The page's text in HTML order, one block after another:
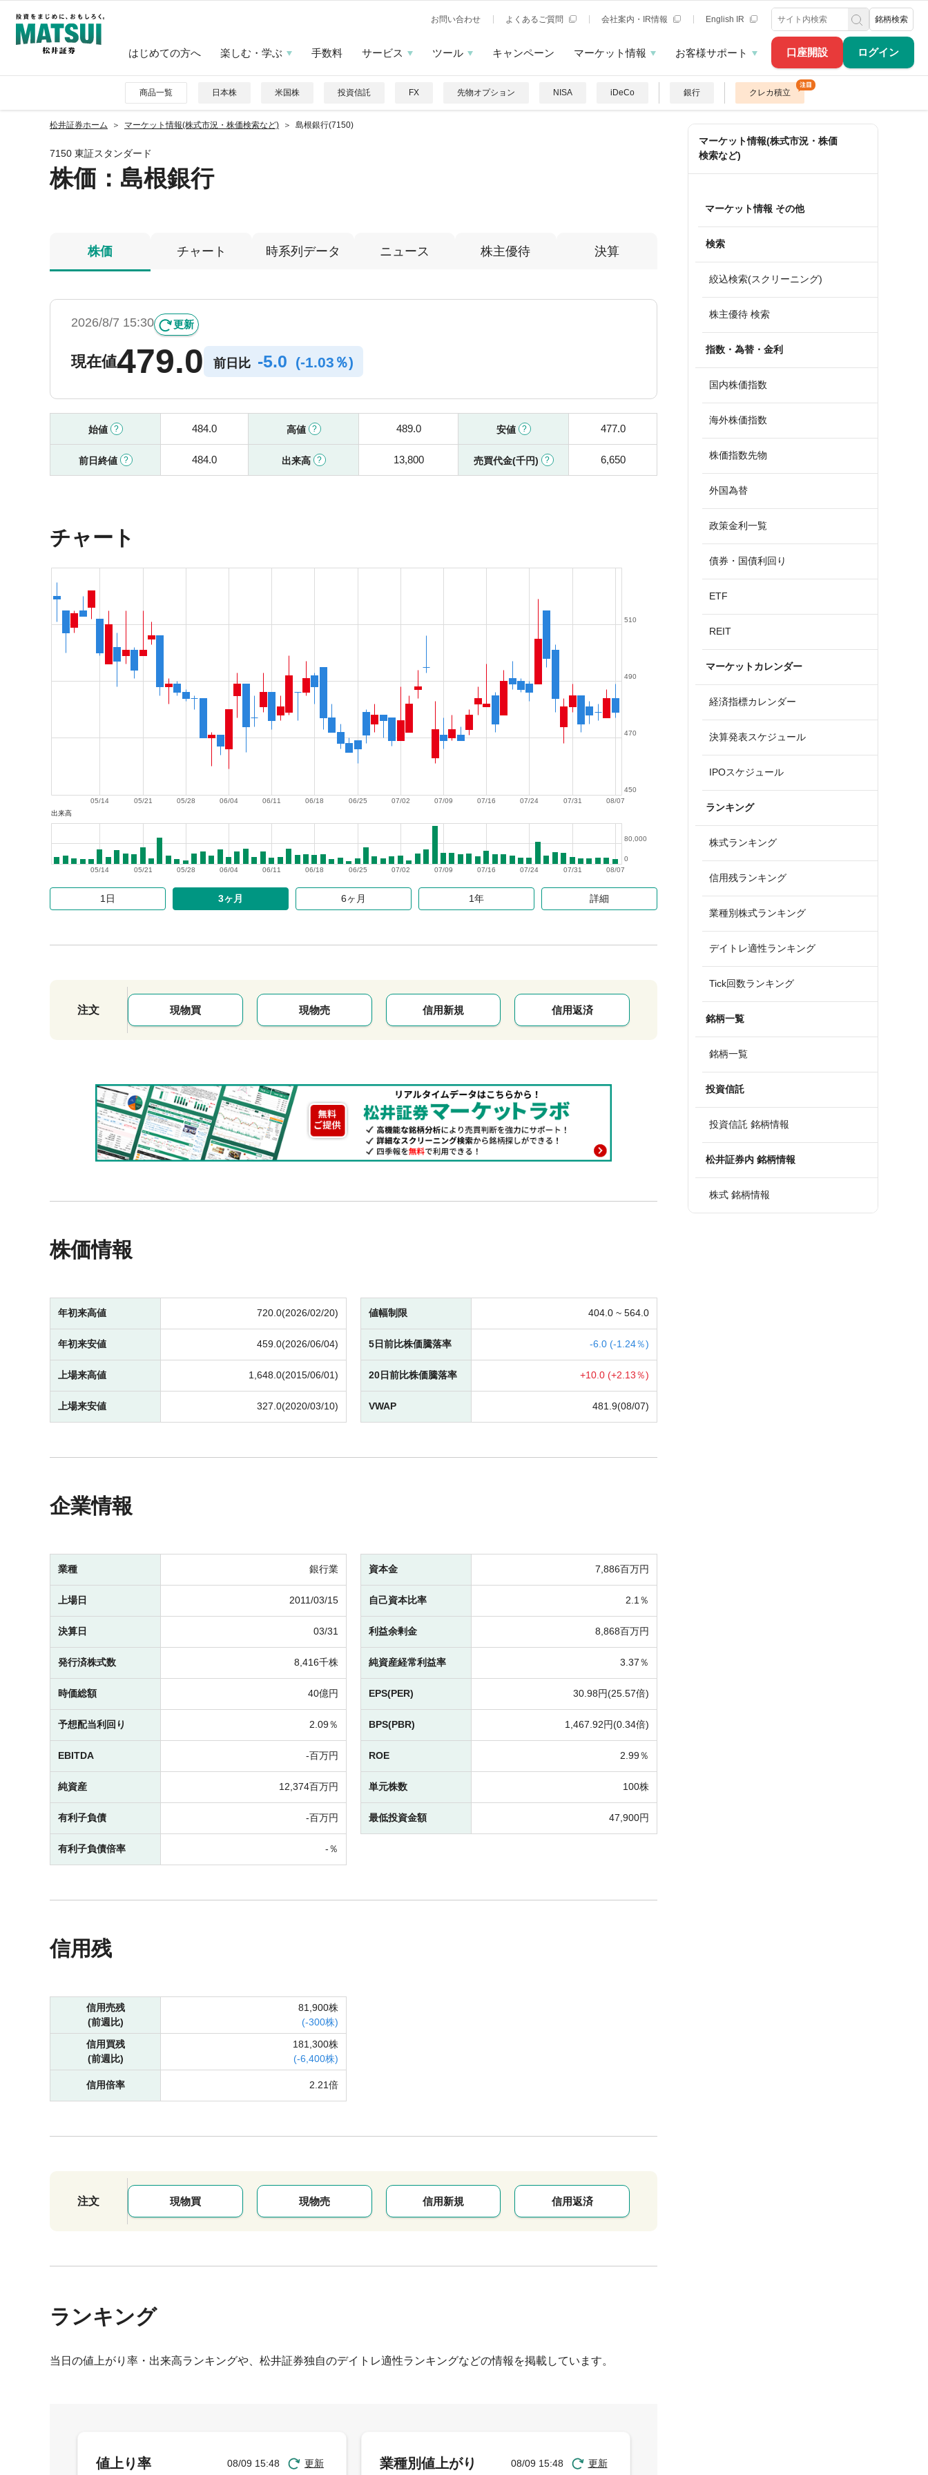
口座開設 ログイン
お問い合わせ よくあるご質問 会社案内・IR情報 English IR 銘柄検索
はじめての方へ 楽しむ・学ぶ 手数料 サービス ツール キャンペーン マーケット情報 お客様サポート
商品一覧 日本株 米国株 投資信託 FX 先物オプション NISA iDeCo 銀行 クレカ積立
松井証券ホーム マーケット情報(株式市況・株価検索など) 島根銀行(7150)
7150 東証スタンダード
株価 ：島根銀行
株価 チャート 時系列データ ニュース 株主優待 決算
2026/8/7 15:30 更新
現在値479.0 前日比 -5.0 (-1.03％)
始値 484.0 高値 489.0 安値 477.0
前日終値 484.0 出来高 13,800 売買代金(千円) 6,650
チャート
08/07
07/31
07/24
07/16
07/09
07/02
06/25
06/18
06/11
06/04
05/28
05/21
05/14
450
470
490
510
出来高
08/07
07/31
07/24
07/16
07/09
07/02
06/25
06/18
06/11
06/04
05/28
05/21
05/14
0
80,000
1日 3ヶ月 6ヶ月 1年 詳細
注文 現物買 現物売 信用新規 信用返済
株価情報
年初来高値 720.0(2026/02/20)
年初来安値 459.0(2026/06/04)
上場来高値 1,648.0(2015/06/01)
上場来安値 327.0(2020/03/10)
値幅制限 404.0 ~ 564.0
5日前比株価騰落率 -6.0 (-1.24％)
20日前比株価騰落率 +10.0 (+2.13％)
VWAP 481.9(08/07)
企業情報
業種 銀行業
上場日 2011/03/15
決算日 03/31
発行済株式数 8,416千株
時価総額 40億円
予想配当利回り 2.09％
EBITDA -百万円
純資産 12,374百万円
有利子負債 -百万円
有利子負債倍率 -％
資本金 7,886百万円
自己資本比率 2.1％
利益余剰金 8,868百万円
純資産経常利益率 3.37％
EPS(PER) 30.98円(25.57倍)
BPS(PBR) 1,467.92円(0.34倍)
ROE 2.99％
単元株数 100株
最低投資金額 47,900円
信用残
信用売残
(前週比)
81,900株
(-300株)
信用買残
(前週比)
181,300株
(-6,400株)
信用倍率 2.21倍
注文 現物買 現物売 信用新規 信用返済
ランキング
当日の値上がり率・出来高ランキングや、松井証券独自のデイトレ適性ランキングなどの情報を掲載しています。
マーケット情報(株式市況・株価
検索など)
マーケット情報 その他
検索
絞込検索(スクリーニング)
株主優待 検索
指数・為替・金利
国内株価指数
海外株価指数
株価指数先物
外国為替
政策金利一覧
債券・国債利回り
ETF
REIT
マーケットカレンダー
経済指標カレンダー
決算発表スケジュール
IPOスケジュール
ランキング
株式ランキング
信用残ランキング
業種別株式ランキング
デイトレ適性ランキング
Tick回数ランキング
銘柄一覧
銘柄一覧
投資信託
投資信託 銘柄情報
松井証券内 銘柄情報
株式 銘柄情報